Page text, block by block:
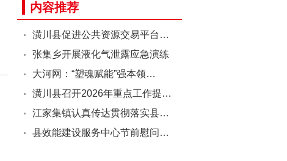
内容推荐
潢川县促进公共资源交易平台…
张集乡开展液化气泄露应急演练
大河网：“塑魂赋能”强本领…
潢川县召开2026年重点工作提…
江家集镇认真传达贯彻落实县…
县效能建设服务中心节前慰问…